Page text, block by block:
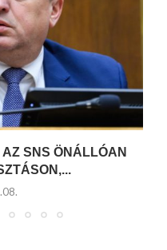
SNS ÖNÁLLÓAN